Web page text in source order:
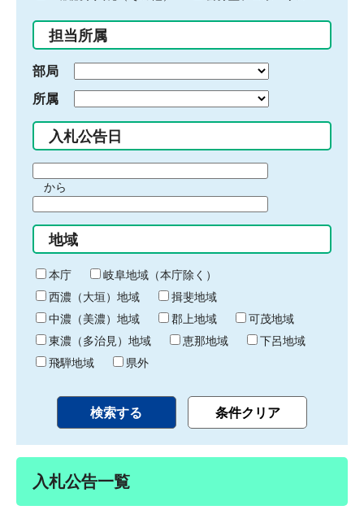
入
力
担当所属
部局
所属
入札公告日
間
始
り
から
間
終
わ
り
地域
本庁
岐阜地域（本庁除く）
西濃（大垣）地域
揖斐地域
中濃（美濃）地域
郡上地域
可茂地域
東濃（多治見）地域
恵那地域
下呂地域
飛騨地域
県外
入札公告一覧